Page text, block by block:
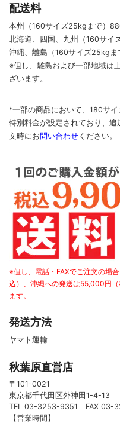
配送料
本州（160サイズ25kgまで）
北海道、四国、九州
（160サイ
沖縄、離島 （160サイズ25kgま
※但し、離島および一部地域は
ざいます。
*一部の商品において、180サ
特別料金が設定されており、追
文時にお問い合わせ ください。
※但し、電話・FAXでご注文の場
込）、沖縄への発送は55,000円
ます。
発送方法
ヤマト運輸
秋葉原直営店
〒101-0021
東京都千代田区外神田1-4-13
TEL 03-3253-9351 FAX 03-
【営業時間】